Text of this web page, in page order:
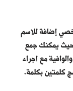
إضافة للاسم
حيث يمكنك جمع
مع اجراء
كلمتين بكلمة.